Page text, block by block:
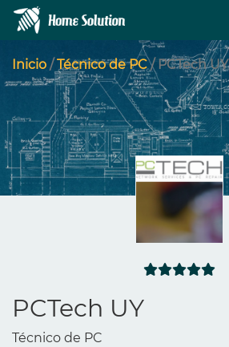
Inicio /Técnico de PC/ PCTech UY
PCTech UY
Técnico de PC